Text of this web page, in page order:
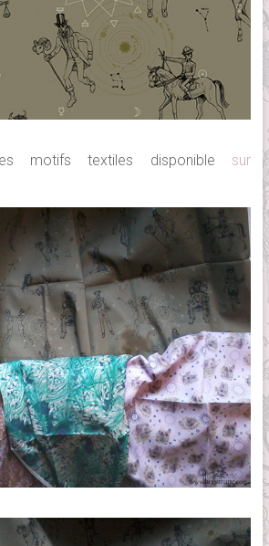
motifs textiles disponible sur